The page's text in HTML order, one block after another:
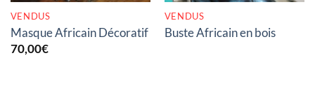
VENDUS
Masque Africain Décoratif
70,00€
VENDUS
Buste Africain en bois